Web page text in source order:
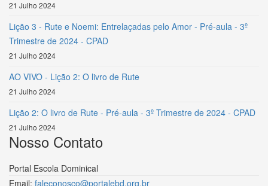
21 Julho 2024
Lição 3 - Rute e Noemi: Entrelaçadas pelo Amor - Pré-aula - 3º
Trimestre de 2024 - CPAD
21 Julho 2024
AO VIVO - Lição 2: O livro de Rute
21 Julho 2024
Lição 2: O livro de Rute - Pré-aula - 3º Trimestre de 2024 - CPAD
21 Julho 2024
Nosso Contato
Portal Escola Dominical
Email: faleconosco@portalebd.org.br